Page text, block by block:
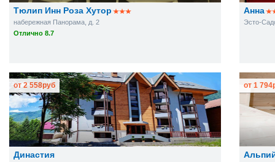
Тюлип Инн Роза Хутор
набережная Панорама, д. 2
Отлично 8.7
Анна
Эсто-
Династия
от 2 558руб от 1 794